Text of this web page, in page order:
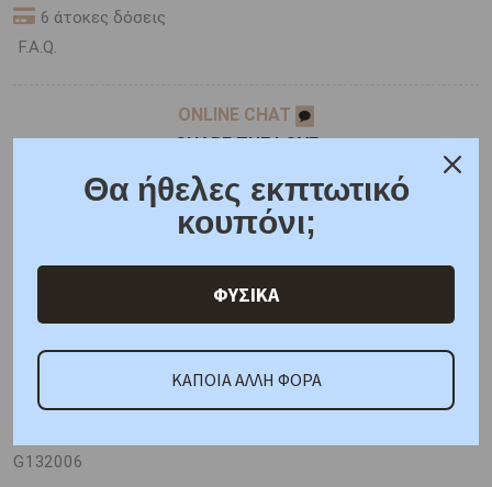
6 άτοκες δόσεις
F.A.Q.
ONLINE CHAT
SHARE THE LOVE
Χαρακτηριστικά Χαρακτηριστικά Ρολογιών
Ρωτήστε μας
ΚΑΤΟΠΙΝ ΠΑΡΑΓΓΕΛΙΑΣ
G132006
Θα ήθελες εκπτωτικό
κουπόνι;
ΦΥΣΙΚΑ
ΚΑΠΟΙΑ ΑΛΛΗ ΦΟΡΑ